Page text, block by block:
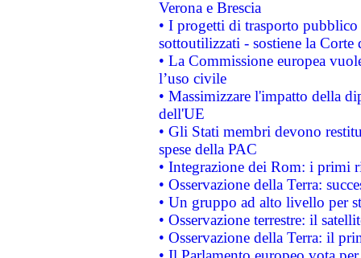
Verona e Brescia
• I progetti di trasporto
sottoutilizzati - sostiene la Corte
• La Commissione europea
l’uso civile
• Massimizzare l'impatto della
dell'UE
• Gli Stati membri devono
spese della PAC
• Integrazione dei Rom: i primi
• Osservazione della Terra:
• Un gruppo ad alto livello per
• Osservazione terrestre: il
• Osservazione della Terra: il